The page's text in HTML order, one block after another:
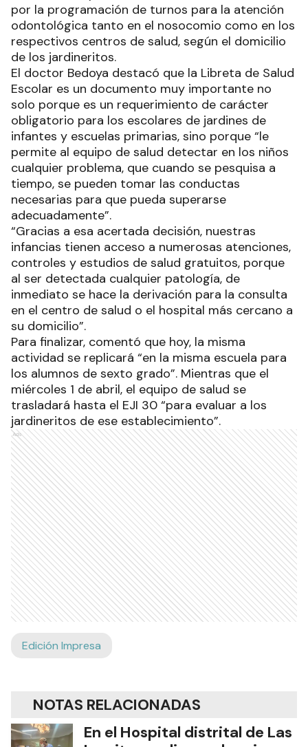
por la programación de turnos para la atención
odontológica tanto en el nosocomio como en los
respectivos centros de salud, según el domicilio
de los jardineritos.
El doctor Bedoya destacó que la Libreta de Salud
Escolar es un documento muy importante no
solo porque es un requerimiento de carácter
obligatorio para los escolares de jardines de
infantes y escuelas primarias, sino porque “le
permite al equipo de salud detectar en los niños
cualquier problema, que cuando se pesquisa a
tiempo, se pueden tomar las conductas
necesarias para que pueda superarse
adecuadamente”.
“Gracias a esa acertada decisión, nuestras
infancias tienen acceso a numerosas atenciones,
controles y estudios de salud gratuitos, porque
al ser detectada cualquier patología, de
inmediato se hace la derivación para la consulta
en el centro de salud o el hospital más cercano a
su domicilio”.
Para finalizar, comentó que hoy, la misma
actividad se replicará “en la misma escuela para
los alumnos de sexto grado”. Mientras que el
miércoles 1 de abril, el equipo de salud se
trasladará hasta el EJI 30 “para evaluar a los
jardineritos de ese establecimiento”.
Ads
Edición Impresa
NOTAS RELACIONADAS
En el Hospital distrital de Las